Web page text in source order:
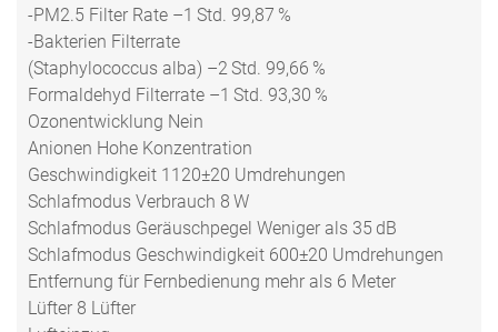
-PM2.5 Filter Rate –1 Std. 99,87 %
-Bakterien Filterrate
(Staphylococcus alba) –2 Std. 99,66 %
Formaldehyd Filterrate –1 Std. 93,30 %
Ozonentwicklung Nein
Anionen Hohe Konzentration
Geschwindigkeit 1120±20 Umdrehungen
Schlafmodus Verbrauch 8 W
Schlafmodus Geräuschpegel Weniger als 35 dB
Schlafmodus Geschwindigkeit 600±20 Umdrehungen
Entfernung für Fernbedienung mehr als 6 Meter
Lüfter 8 Lüfter